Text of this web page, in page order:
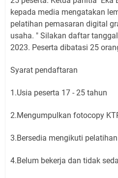
kepada media mengatakan
pelatihan pemasaran digital
usaha. " Silakan daftar
2023. Peserta dibatasi 25
Syarat pendaftaran
1.Usia peserta 17 - 25 tahun
2.Mengumpulkan fotocopy
3.Bersedia mengikuti
4.Belum bekerja dan tidak